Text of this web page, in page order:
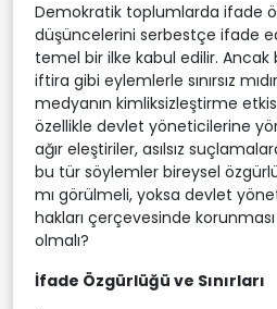
Demokratik toplumlarda ifade
düşüncelerini serbestçe ifade
temel bir ilke kabul edilir.
iftira gibi eylemlerle sınırsız
medyanın kimliksizleştirme
özellikle devlet yöneticilerine
ağır eleştiriler, asılsız
bu tür söylemler bireysel
mı görülmeli, yoksa devlet
hakları çerçevesinde korunması
olmalı?
İfade Özgürlüğü ve Sınırları